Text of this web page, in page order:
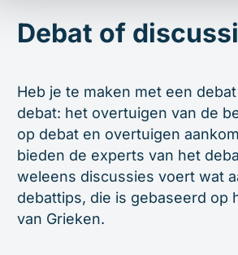
Debat of
Heb je te maken met een
debat: het overtuigen van de
op debat en overtuigen
bieden de experts van het
weleens discussies voert wat
debattips, die is gebaseerd op
van Grieken.